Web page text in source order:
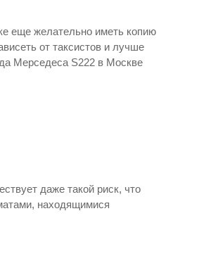
еще желательно иметь копию
от таксистов и лучше
Мерседеса S222 в Москве
даже такой риск, что
находящимися